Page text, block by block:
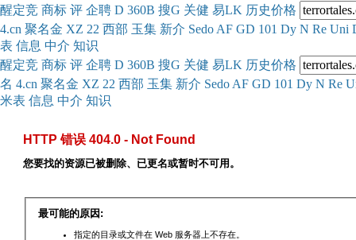
醒定竞 商标 评 企聘 D 360B 搜G 关健 易LK 历史价格
4.cn 聚名金 XZ 22 西部 玉集 新介 Sedo AF GD 101 Dy N Re Uni
表 信息 中介 知识